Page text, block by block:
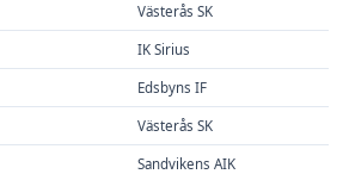
Västerås SK
IK Sirius
Edsbyns IF
Västerås SK
Sandvikens AIK